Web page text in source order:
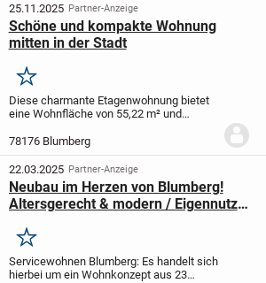
verbindet.Ber...
25.11.2025 Partner-Anzeige
Schöne und kompakte Wohnung
mitten in der Stadt
Merken
Diese charmante Etagenwohnung bietet
eine Wohnfläche von 55,22 m² und
Schlafzimmer, einem Badezimmer und
einer Küche. Ein Keller ist ebenfalls
vorhanden, der...
78176 Blumberg
22.03.2025 Partner-Anzeige
Neubau im Herzen von Blumberg!
Altersgerecht & modern / Eigennutz
Merken
Servicewohnen Blumberg: Es handelt sich
hierbei um ein Wohnkonzept aus 23